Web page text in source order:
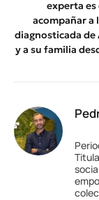
experta es
acompañar a
diagnosticada de
y a su familia